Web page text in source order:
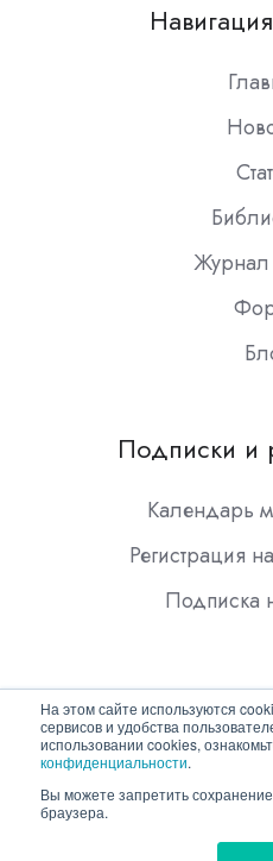
На этом сайте используются
сервисов и удобства
использовании cookies,
конфиденциальности.
Вы можете запретить
браузера.
Журнал
Подписки и
Календарь
Регистрация
Подписка
Copyright ©
Политика